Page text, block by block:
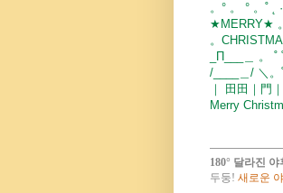
。° 。 ° 。˚ ˛ ·
★MERRY★ 。
。
_Π___＿ 。 ˚ ˚
/____＿/ ＼。˚
｜ 田田｜門｜
Merry
180° 달라진
두둥! 새로운